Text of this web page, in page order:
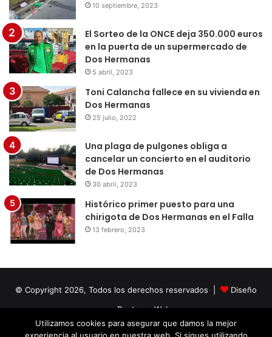
10 septiembre, 2023
El Sorteo de la ONCE deja 350.000 euros
en la puerta de un supermercado de
Dos Hermanas
5 abril, 2023
Toni Calancha fallece en su vivienda en
Dos Hermanas
25 julio, 2022
Una plaga de pulgones obliga a
cancelar un concierto en el auditorio
de Dos Hermanas
30 abril, 2023
Histórico primer puesto para una
chirigota de Dos Hermanas en el Falla
13 febrero, 2023
© Copyright 2026, Todos los derechos reservados |
Diseño
por Doctores Web
Utilizamos cookies para asegurar que damos la mejor